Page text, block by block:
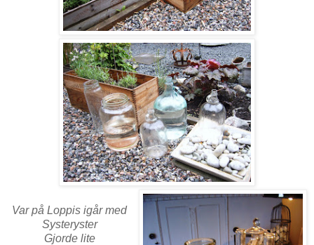
Var på Loppis igår med
Systeryster
Gjorde lite